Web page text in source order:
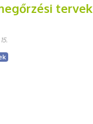
tervek